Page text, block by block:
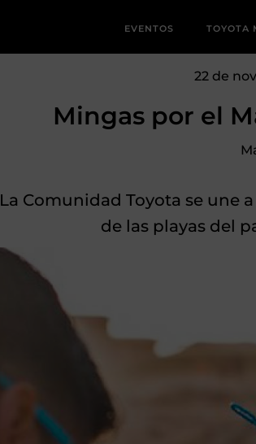
EVENTOS TOYOTA
22 de
Mingas por el
La Comunidad Toyota se une
de las playas del